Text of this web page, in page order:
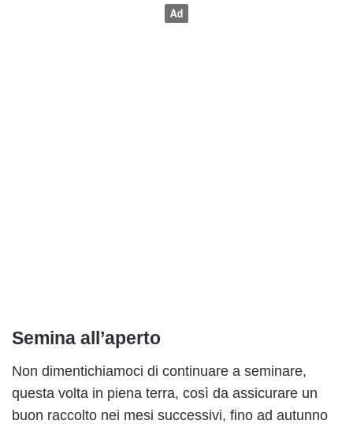
Semina all’aperto
Non dimentichiamoci di continuare a seminare,
questa volta in piena terra, così da assicurare un
buon raccolto nei mesi successivi, fino ad autunno